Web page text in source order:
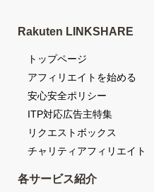
Rakuten LINKSHARE
トップページ
アフィリエイトを始める
安心安全ポリシー
ITP対応広告主特集
リクエストボックス
チャリティアフィリエイト
各サービス紹介